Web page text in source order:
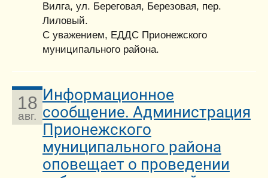
Вилга, ул. Береговая, Березовая, пер.
Лиловый.
С уважением, ЕДДС Прионежского
муниципального района.
18
авг.
Информационное
сообщение. Администрация
Прионежского
муниципального района
оповещает о проведении